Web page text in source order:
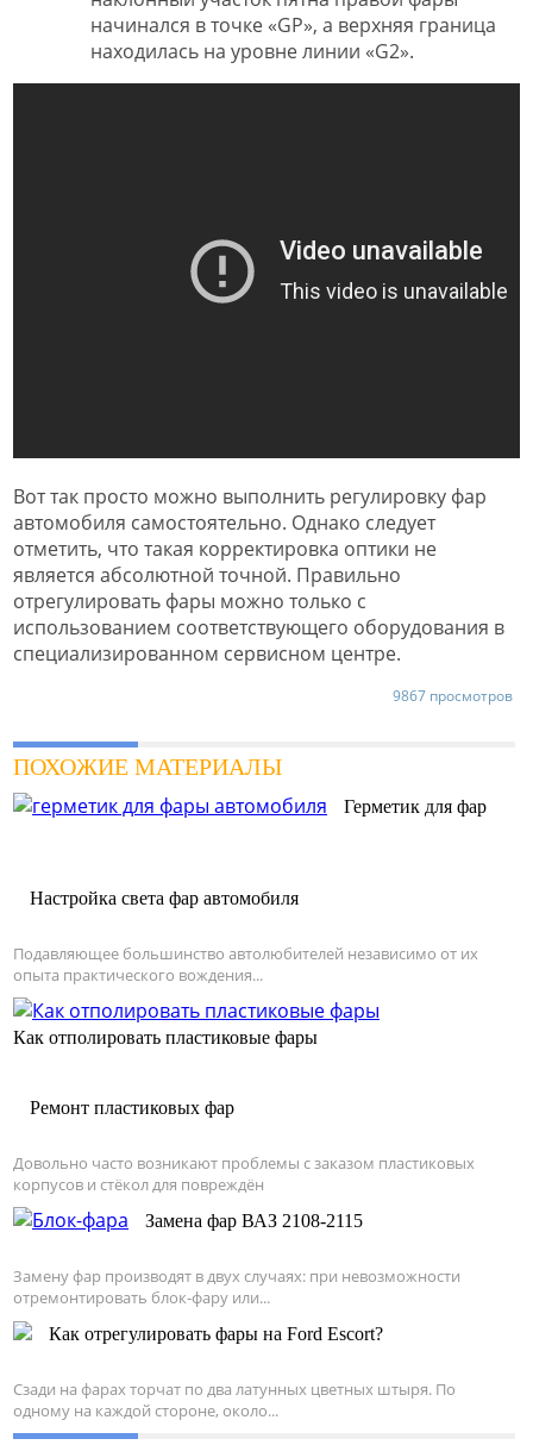
начинался в точке «GP», а верхняя граница
находилась на уровне линии «G2».
Вот так просто можно выполнить регулировку фар
автомобиля самостоятельно. Однако следует
отметить, что такая корректировка оптики не
является абсолютной точной. Правильно
отрегулировать фары можно только с
использованием соответствующего оборудования в
специализированном сервисном центре.
9867 просмотров
ПОХОЖИЕ МАТЕРИАЛЫ
Герметик для фар
Настройка света фар автомобиля
Подавляющее большинство автолюбителей независимо от их
опыта практического вождения...
Как отполировать пластиковые фары
Ремонт пластиковых фар
Довольно часто возникают проблемы с заказом пластиковых
корпусов и стёкол для повреждён
Замена фар ВАЗ 2108-2115
Замену фар производят в двух случаях: при невозможности
отремонтировать блок-фару или...
Как отрегулировать фары на Ford Escort?
Сзади на фарах торчат по два латунных цветных штыря. По
одному на каждой стороне, около...